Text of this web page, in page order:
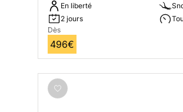
En liberté
2 jours
Dès
496€